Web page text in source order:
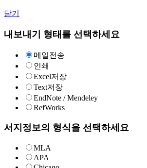
닫기
내보내기 형태를 선택하세요
메일전송
인쇄
Excel저장
Text저장
EndNote / Mendeley
RefWorks
서지정보의 형식을 선택하세요
MLA
APA